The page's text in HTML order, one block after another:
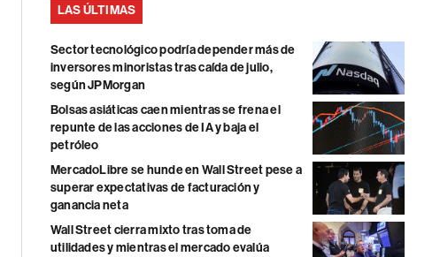
LAS ÚLTIMAS
Sector tecnológico podría depender más de
inversores minoristas tras caída de julio,
según JPMorgan
Bolsas asiáticas caen mientras se frena el
repunte de las acciones de IA y baja el
petróleo
MercadoLibre se hunde en Wall Street pese a
superar expectativas de facturación y
ganancia neta
Wall Street cierra mixto tras toma de
utilidades y mientras el mercado evalúa